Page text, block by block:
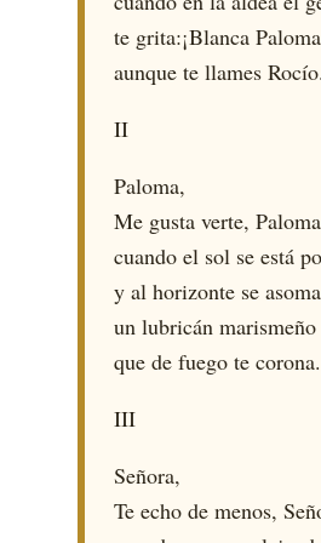
te grita:¡Blanca
aunque te llames Rocío.
II
Paloma,
Me gusta verte, Paloma
cuando el sol se está
y al horizonte se asoma
un lubricán marismeño
que de fuego te corona.
III
Señora,
Te echo de menos,